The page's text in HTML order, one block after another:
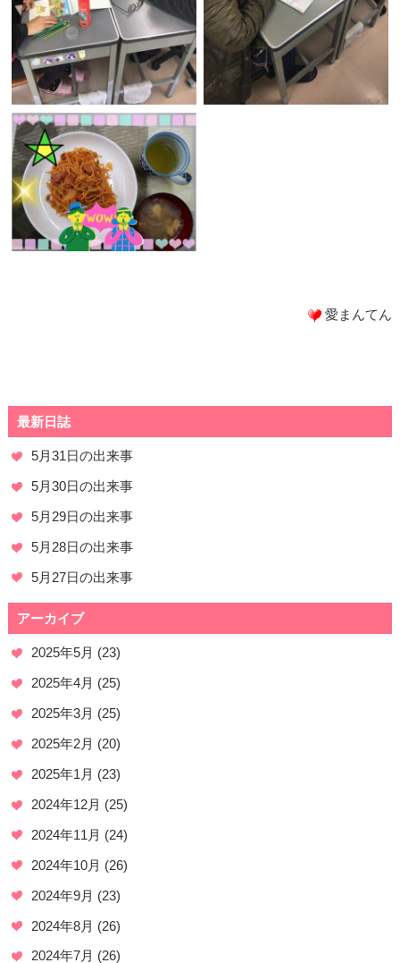
愛まんてん
最新日誌
5月31日の出来事
5月30日の出来事
5月29日の出来事
5月28日の出来事
5月27日の出来事
アーカイブ
2025年5月 (23)
2025年4月 (25)
2025年3月 (25)
2025年2月 (20)
2025年1月 (23)
2024年12月 (25)
2024年11月 (24)
2024年10月 (26)
2024年9月 (23)
2024年8月 (26)
2024年7月 (26)